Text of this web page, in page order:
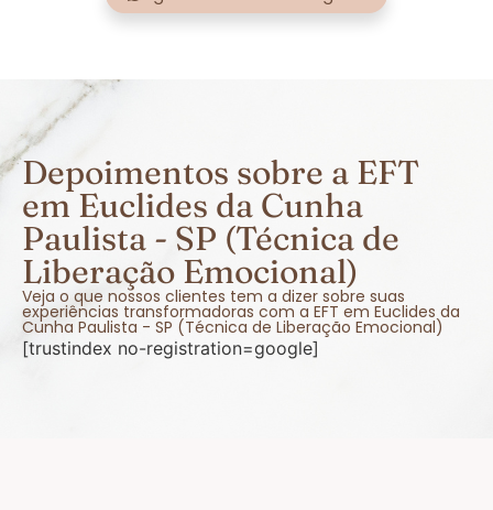
Depoimentos sobre a EFT
em Euclides da Cunha
Paulista - SP (Técnica de
Liberação Emocional)
Veja o que nossos clientes tem a dizer sobre suas
experiências transformadoras com a EFT em Euclides da
Cunha Paulista - SP (Técnica de Liberação Emocional)
[trustindex no-registration=google]